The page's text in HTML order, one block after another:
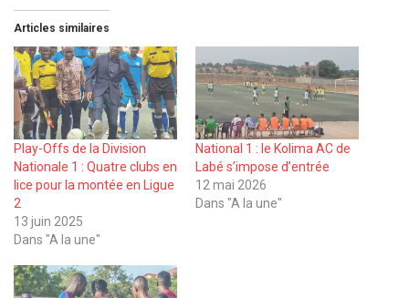
Articles similaires
Play-Offs de la Division
Nationale 1 : Quatre clubs en
lice pour la montée en Ligue
2
13 juin 2025
Dans "A la une"
National 1 : le Kolima AC de
Labé s’impose d’entrée
12 mai 2026
Dans "A la une"